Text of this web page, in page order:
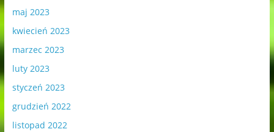
maj 2023
kwiecień 2023
marzec 2023
luty 2023
styczeń 2023
grudzień 2022
listopad 2022